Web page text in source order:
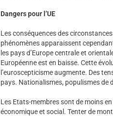
Dangers pour l’UE
Les conséquences des
phénomènes apparaissent
les pays d’Europe centrale et
Européenne est en baisse. Cette
l’euroscepticisme augmente. Des
pays. Nationalismes, populismes de
Les Etats-membres sont de moins
économique et social. Tenter de